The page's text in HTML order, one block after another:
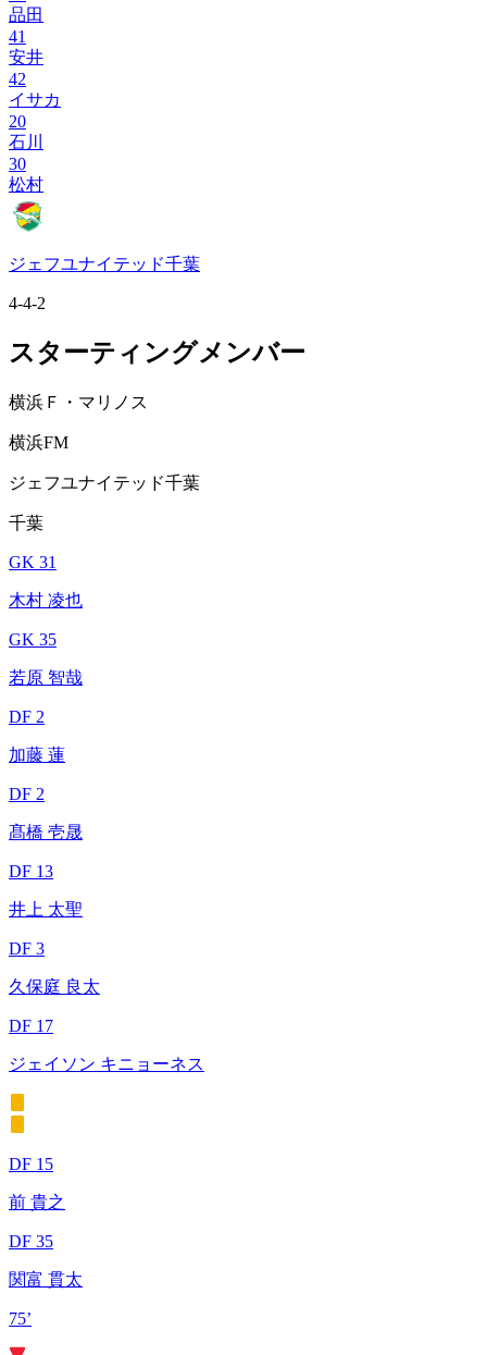
品田
41
安井
42
イサカ
20
石川
30
松村
ジェフユナイテッド千葉
4-4-2
スターティングメンバー
横浜Ｆ・マリノス
横浜FM
ジェフユナイテッド千葉
千葉
GK 31
木村 凌也
GK 35
若原 智哉
DF 2
加藤 蓮
DF 2
髙橋 壱晟
DF 13
井上 太聖
DF 3
久保庭 良太
DF 17
ジェイソン キニョーネス
DF 15
前 貴之
DF 35
関富 貫太
75’